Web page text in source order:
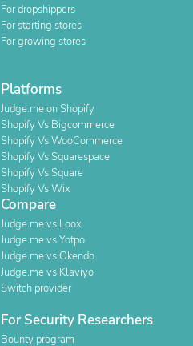
For dropshippers
For starting stores
For growing stores
Platforms
Judge.me on Shopify
Shopify Vs Bigcommerce
Shopify Vs WooCommerce
Shopify Vs Squarespace
Shopify Vs Square
Shopify Vs Wix
Compare
Judge.me vs Loox
Judge.me vs Yotpo
Judge.me vs Okendo
Judge.me vs Klaviyo
Switch provider
For Security Researchers
Bounty program